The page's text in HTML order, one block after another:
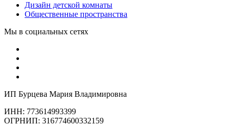
Дизайн детской комнаты
Общественные пространства
Мы в социальных сетях
ИП Бурцева Мария Владимировна
ИНН: 773614993399
ОГРНИП: 316774600332159